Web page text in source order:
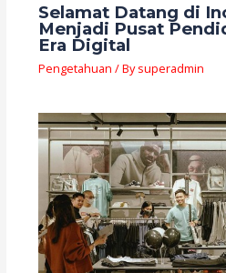
Selamat Datang di
Menjadi Pusat
Era Digital
Pengetahuan / Bysuperadmin